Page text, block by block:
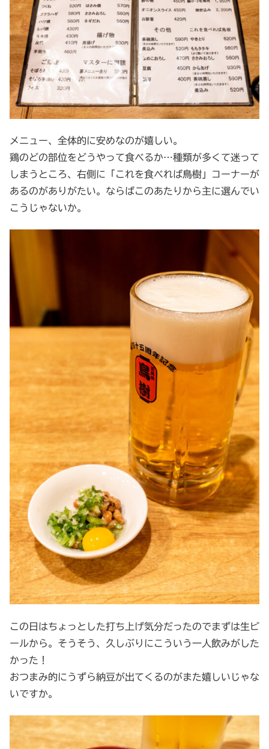
メニュー、全体的に安めなのが嬉しい。
鶏のどの部位をどうやって食べるか…種類が多くて迷って
しまうところ、右側に「これを食べれば鳥樹」コーナーが
あるのがありがたい。ならばこのあたりから主に選んでい
こうじゃないか。
この日はちょっとした打ち上げ気分だったのでまずは生ビ
ールから。そうそう、久しぶりにこういう一人飲みがした
かった！
おつまみ的にうずら納豆が出てくるのがまた嬉しいじゃな
いですか。